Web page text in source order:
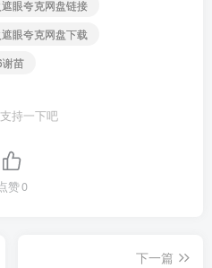
眼夸克网盘链接
眼夸克网盘下载
苗
持一下吧
赞0
下一篇